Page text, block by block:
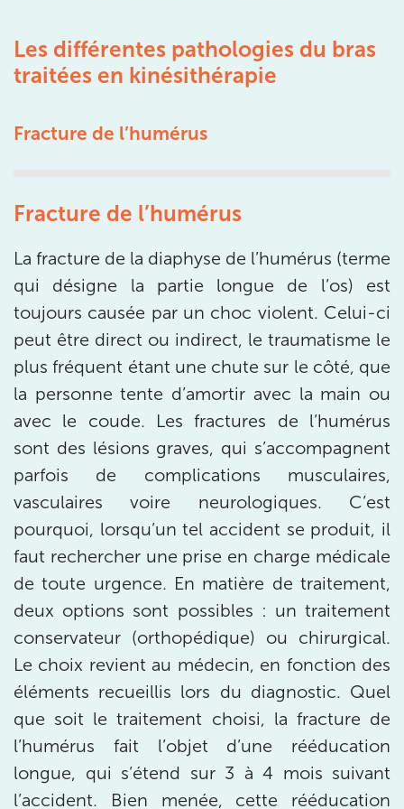
Les différentes pathologies du bras
traitées en kinésithérapie
Fracture de l’humérus
Fracture de l’humérus
La fracture de la diaphyse de l’humérus (terme
qui désigne la partie longue de l’os) est
toujours causée par un choc violent. Celui-ci
peut être direct ou indirect, le traumatisme le
plus fréquent étant une chute sur le côté, que
la personne tente d’amortir avec la main ou
avec le coude. Les fractures de l’humérus
sont des lésions graves, qui s’accompagnent
parfois de complications musculaires,
vasculaires voire neurologiques. C’est
pourquoi, lorsqu’un tel accident se produit, il
faut rechercher une prise en charge médicale
de toute urgence. En matière de traitement,
deux options sont possibles : un traitement
conservateur (orthopédique) ou chirurgical.
Le choix revient au médecin, en fonction des
éléments recueillis lors du diagnostic. Quel
que soit le traitement choisi, la fracture de
l’humérus fait l’objet d’une rééducation
longue, qui s’étend sur 3 à 4 mois suivant
l’accident. Bien menée, cette rééducation
75015 Paris
01 43 31 00 33
1 Rue Cassette 75006 Paris
Prenez RDV sur
Prenez RDV sur
IK BOULOGNE
3 Av. André Morizet 92100 Boulogne-Billancourt
01 48 25 34 79
Prenez RDV sur
Prenez RDV sur
IK CHÂTENAY-MALABRY
380 Av. de la Division Leclerc 92290
Châtenay-Malabry
380 Av. de la Division Leclerc 92290 Châtenay-
Prenez RDV sur
Prenez RDV sur
IK PARIS 17 – VILLIERS